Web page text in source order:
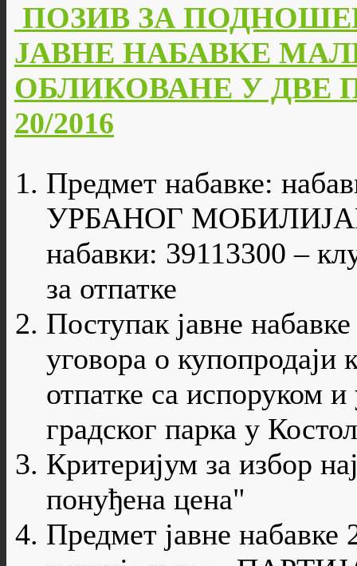
ПОЗИВ ЗА
ЈАВНЕ НАБАВКЕ
ОБЛИКОВАНЕ У ДВЕ
20/2016
Предмет набавке:
УРБАНОГ
набавки: 39113300 –
за отпатке
Поступак јавне
уговора о купопродаји
отпатке са испоруком
градског парка у
Критеријум за избор
понуђена цена"
Предмет јавне набавке